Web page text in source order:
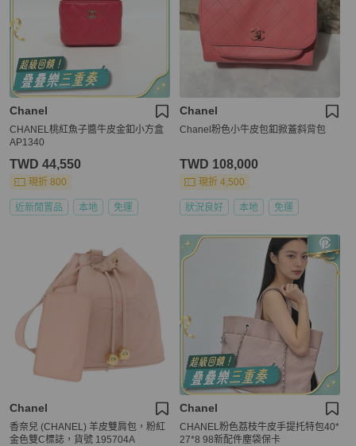
Chanel
CHANEL桃紅魚子醬牛皮金釦小方盒
AP1340
TWD 44,550
現折 800
近新閒置品 本地 免運
Chanel
Chanel粉色小牛皮包釦掀蓋斜背包
TWD 108,000
現折 4,500
狀況良好 本地 免運
Chanel
香奈兒 (CHANEL) 羊皮雙肩包，粉紅
金色雙C標誌，貨號 195704A
Chanel
CHANEL粉色荔枝牛皮手提托特包40*
27*8 98新配件塵袋保卡